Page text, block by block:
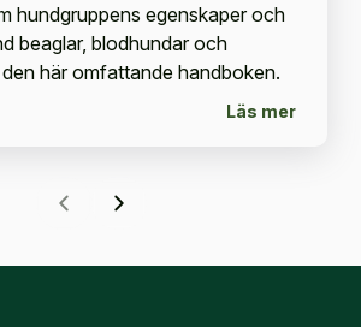
hundgruppens egenskaper och
beaglar, blodhundar och
här omfattande handboken.
Läs mer